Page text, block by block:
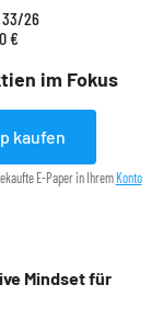
im Fokus
33/26
€
kaufen
E-Paper in Ihrem Konto
Mindset für